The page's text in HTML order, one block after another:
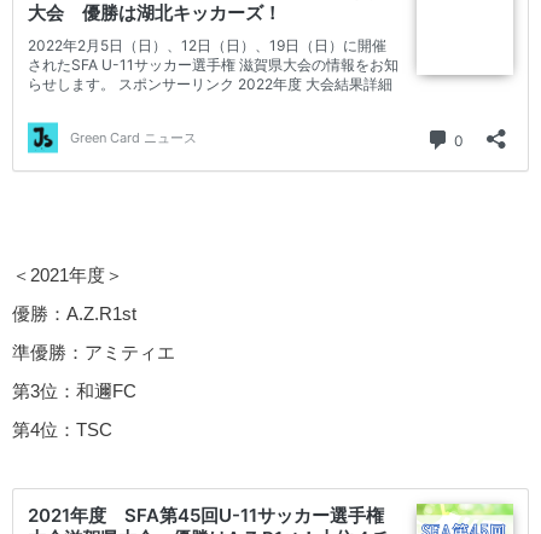
＜2021年度＞
優勝：A.Z.R1st
準優勝：アミティエ
第3位：和邇FC
第4位：TSC